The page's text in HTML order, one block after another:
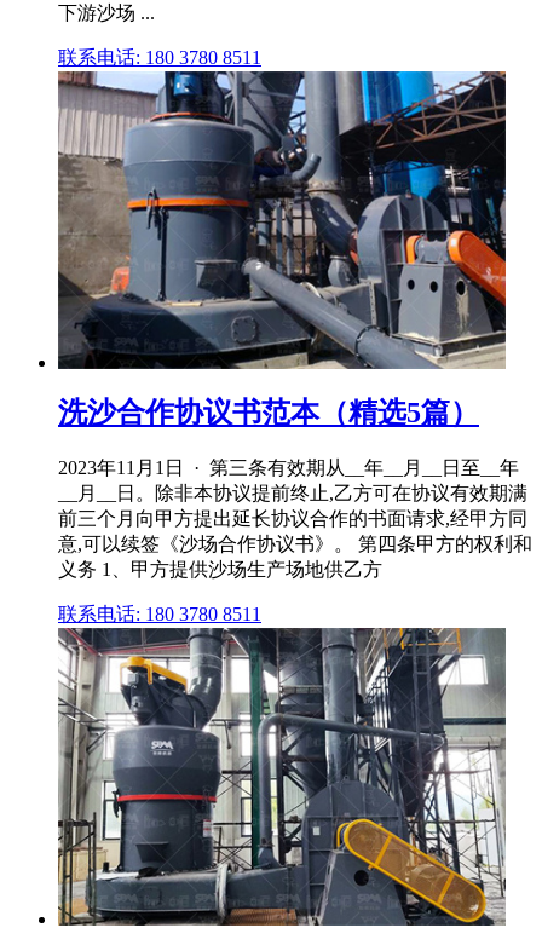
下游沙场 ...
联系电话: 180 3780 8511
洗沙合作协议书范本（精选5篇）
2023年11月1日 · 第三条有效期从__年__月__日至__年
__月__日。除非本协议提前终止,乙方可在协议有效期满
前三个月向甲方提出延长协议合作的书面请求,经甲方同
意,可以续签《沙场合作协议书》。 第四条甲方的权利和
义务 1、甲方提供沙场生产场地供乙方
联系电话: 180 3780 8511